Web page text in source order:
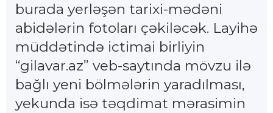
burada yerləşən tarixi-mədəni
abidələrin fotoları çəkiləcək. Layihə
müddətində ictimai birliyin
“gilavar.az” veb-saytında mövzu ilə
bağlı yeni bölmələrin yaradılması,
yekunda isə təqdimat mərasimin